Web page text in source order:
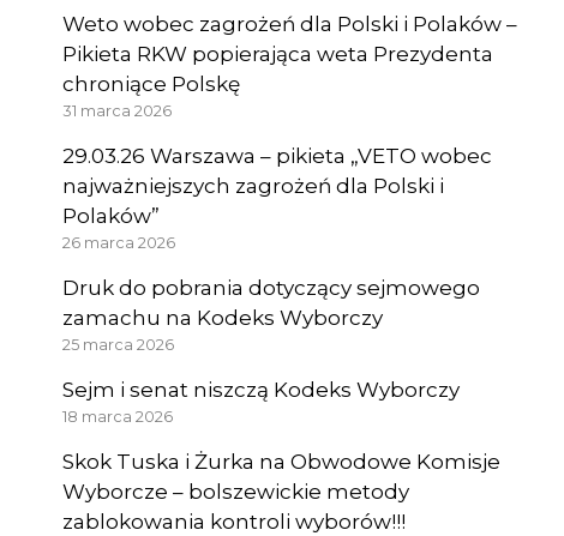
Weto wobec zagrożeń dla Polski i Polaków –
Pikieta RKW popierająca weta Prezydenta
chroniące Polskę
31 marca 2026
29.03.26 Warszawa – pikieta „VETO wobec
najważniejszych zagrożeń dla Polski i
Polaków”
26 marca 2026
Druk do pobrania dotyczący sejmowego
zamachu na Kodeks Wyborczy
25 marca 2026
Sejm i senat niszczą Kodeks Wyborczy
18 marca 2026
Skok Tuska i Żurka na Obwodowe Komisje
Wyborcze – bolszewickie metody
zablokowania kontroli wyborów!!!